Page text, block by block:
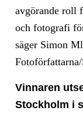
avgörande roll
och fotografi
säger Simon
Fotoförfattarna/
Vinnaren
Stockholm i